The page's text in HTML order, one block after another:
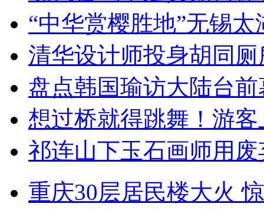
“中华赏樱胜地”无锡
清华设计师投身胡同
盘点韩国瑜访大陆台
想过桥就得跳舞！游客
祁连山下玉石画师用
重庆30层居民楼大火